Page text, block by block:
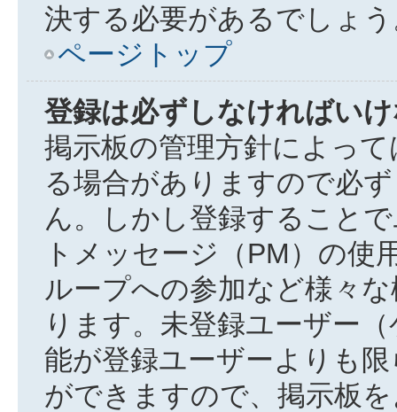
決する必要があるでしょ
ページトップ
登録は必ずしなければい
掲示板の管理方針によっ
る場合がありますので必
ん。しかし登録すること
トメッセージ（PM）の使
ループへの参加など様々
ります。未登録ユーザー
能が登録ユーザーよりも
ができますので、掲示板